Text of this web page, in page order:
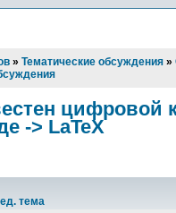
» Тематические обсуждения »
цифровой
-> LaTeX
тема